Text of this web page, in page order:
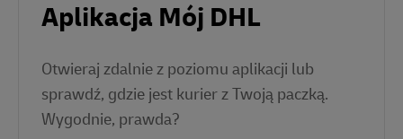
Aplikacja Mój DHL
Otwieraj zdalnie z poziomu aplikacji lub
sprawdź, gdzie jest kurier z Twoją paczką.
Wygodnie, prawda?